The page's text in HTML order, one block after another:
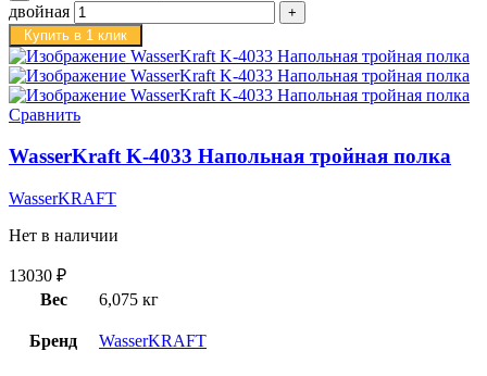
двойная
Купить в 1 клик
Сравнить
WasserKraft K-4033 Напольная тройная полка
WasserKRAFT
Нет в наличии
13030 ₽
Вес
6,075 кг
Бренд WasserKRAFT